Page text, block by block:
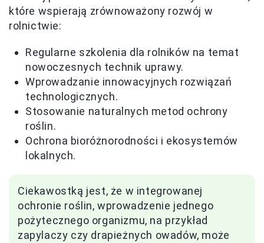
które wspierają zrównoważony rozwój w
rolnictwie:
Regularne szkolenia dla rolników na temat
nowoczesnych technik uprawy.
Wprowadzanie innowacyjnych rozwiązań
technologicznych.
Stosowanie naturalnych metod ochrony
roślin.
Ochrona bioróżnorodności i ekosystemów
lokalnych.
Ciekawostką jest, że w integrowanej
ochronie roślin, wprowadzenie jednego
pożytecznego organizmu, na przykład
zapylaczy czy drapieżnych owadów, może